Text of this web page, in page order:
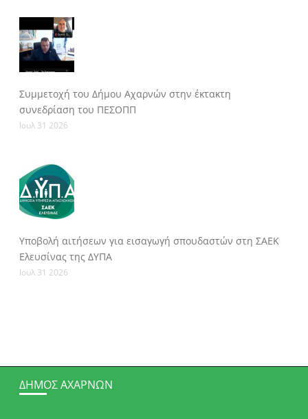
Συμμετοχή του Δήμου Αχαρνών στην έκτακτη
συνεδρίαση του ΠΕΣΟΠΠ
Ιουλ 31 2026
Υποβολή αιτήσεων για εισαγωγή σπουδαστών στη ΣΑΕΚ
Ελευσίνας της ΔΥΠΑ
Ιουλ 31 2026
ΔΉΜΟΣ ΑΧΑΡΝΏΝ